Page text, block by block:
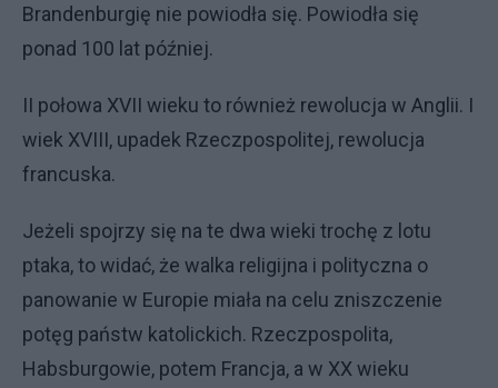
Brandenburgię nie powiodła się. Powiodła się
ponad 100 lat później.
II połowa XVII wieku to również rewolucja w Anglii. I
wiek XVIII, upadek Rzeczpospolitej, rewolucja
francuska.
Jeżeli spojrzy się na te dwa wieki trochę z lotu
ptaka, to widać, że walka religijna i polityczna o
panowanie w Europie miała na celu zniszczenie
potęg państw katolickich. Rzeczpospolita,
Habsburgowie, potem Francja, a w XX wieku